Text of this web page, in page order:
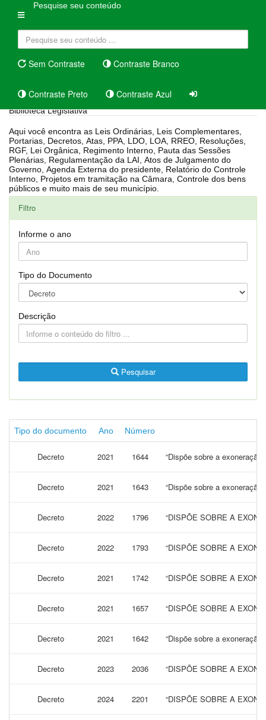
Pesquise seu conteúdo
Sem Contraste Contraste Branco
Contraste Preto Contraste Azul
Biblioteca Legislativa
Aqui você encontra as Leis Ordinárias, Leis Complementares,
Portarias, Decretos, Atas, PPA, LDO, LOA, RREO, Resoluções,
RGF, Lei Orgânica, Regimento Interno, Pauta das Sessões
Plenárias, Regulamentação da LAI, Atos de Julgamento do
Governo, Agenda Externa do presidente, Relatório do Controle
Interno, Projetos em tramitação na Câmara, Controle dos bens
públicos e muito mais de seu município.
Filtro
Informe o ano
Tipo do Documento
Descrição
Pesquisar
Tipo do documento Ano Número
Decreto 2021 1644 “Dispõe sobre a
Decreto 2021 1643 “Dispõe sobre a
Decreto 2022 1796 “DISPÕE SOBRE A
Decreto 2022 1793 “DISPÕE SOBRE A
Decreto 2021 1742 “DISPÕE SOBRE A
Decreto 2021 1657 “DISPÕE SOBRE A
Decreto 2021 1642 “Dispõe sobre a
Decreto 2023 2036 “DISPÕE SOBRE A
Decreto 2024 2201 “DISPÕE SOBRE A